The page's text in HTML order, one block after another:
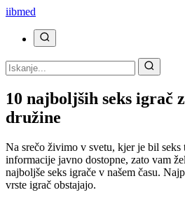
iibmed
10 najboljših seks igrač
družine
Na srečo živimo v svetu, kjer je bil seks
informacije javno dostopne, zato vam
najboljše seks igrače v našem času.
vrste igrač obstajajo.